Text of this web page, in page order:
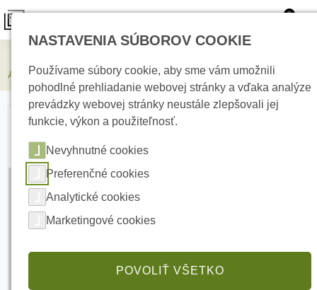
0
AJAX Internal battery RB (6.4V/36Ah)
NASTAVENIA SÚBOROV COOKIE
Používame súbory cookie, aby sme vám umožnili
pohodlné prehliadanie webovej stránky a vďaka analýze
prevádzky webovej stránky neustále zlepšovali jej
funkcie, výkon a použiteľnosť.
Nevyhnutné cookies
Preferenčné cookies
Analytické cookies
Marketingové cookies
POVOLIŤ VŠETKO